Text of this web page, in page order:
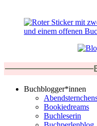
Buchblogger*innen
Bookiedreams
Buchleserin